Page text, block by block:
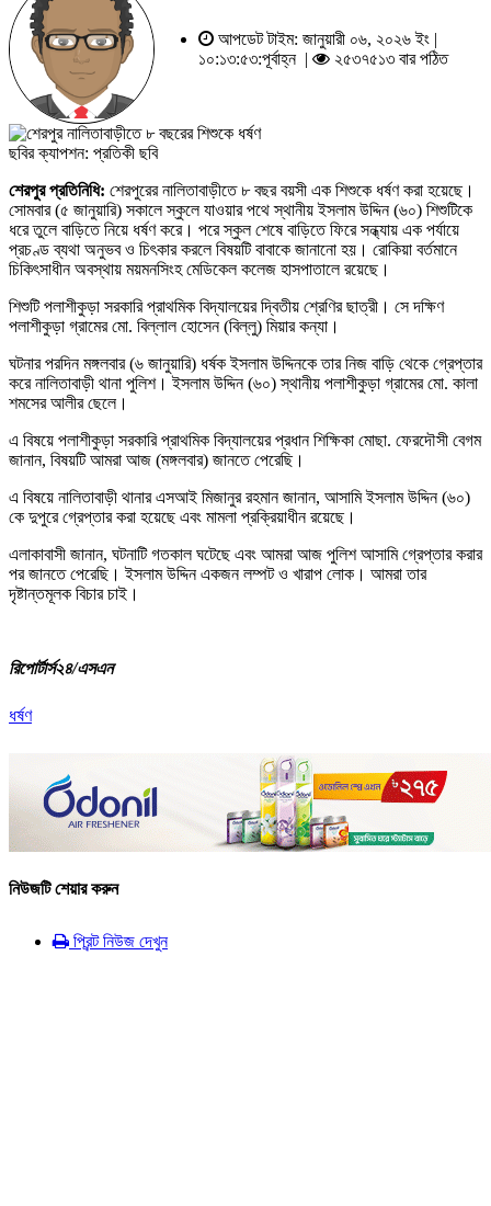
আপডেট টাইম: জানুয়ারী ০৬, ২০২৬ ইং |
১০:১৩:৫৩:পূর্বাহ্ন |
২৫৩৭৫১৩ বার পঠিত
ছবির ক্যাপশন: প্রতিকী ছবি
শেরপুর প্রতিনিধি: শেরপুরের নালিতাবাড়ীতে ৮ বছর বয়সী এক শিশুকে ধর্ষণ করা হয়েছে।
সোমবার (৫ জানুয়ারি) সকালে স্কুলে যাওয়ার পথে স্থানীয় ইসলাম উদ্দিন (৬০) শিশুটিকে
ধরে তুলে বাড়িতে নিয়ে ধর্ষণ করে। পরে স্কুল শেষে বাড়িতে ফিরে সন্ধ্যায় এক পর্যায়ে
প্রচণ্ড ব্যথা অনুভব ও চিৎকার করলে বিষয়টি বাবাকে জানানো হয়। রোকিয়া বর্তমানে
চিকিৎসাধীন অবস্থায় ময়মনসিংহ মেডিকেল কলেজ হাসপাতালে রয়েছে।
শিশুটি পলাশীকুড়া সরকারি প্রাথমিক বিদ্যালয়ের দ্বিতীয় শ্রেণির ছাত্রী। সে দক্ষিণ
পলাশীকুড়া গ্রামের মো. বিল্লাল হোসেন (বিল্লু) মিয়ার কন্যা।
ঘটনার পরদিন মঙ্গলবার (৬ জানুয়ারি) ধর্ষক ইসলাম উদ্দিনকে তার নিজ বাড়ি থেকে গ্রেপ্তার
করে নালিতাবাড়ী থানা পুলিশ। ইসলাম উদ্দিন (৬০) স্থানীয় পলাশীকুড়া গ্রামের মো. কালা
শমসের আলীর ছেলে।
এ বিষয়ে পলাশীকুড়া সরকারি প্রাথমিক বিদ্যালয়ের প্রধান শিক্ষিকা মোছা. ফেরদৌসী বেগম
জানান, বিষয়টি আমরা আজ (মঙ্গলবার) জানতে পেরেছি।
এ বিষয়ে নালিতাবাড়ী থানার এসআই মিজানুর রহমান জানান, আসামি ইসলাম উদ্দিন (৬০)
কে দুপুরে গ্রেপ্তার করা হয়েছে এবং মামলা প্রক্রিয়াধীন রয়েছে।
এলাকাবাসী জানান, ঘটনাটি গতকাল ঘটেছে এবং আমরা আজ পুলিশ আসামি গ্রেপ্তার করার
পর জানতে পেরেছি। ইসলাম উদ্দিন একজন লম্পট ও খারাপ লোক। আমরা তার
দৃষ্টান্তমূলক বিচার চাই।
রিপোর্টার্স২৪/এসএন
ধর্ষণ
নিউজটি শেয়ার করুন
প্রিন্ট নিউজ দেখুন